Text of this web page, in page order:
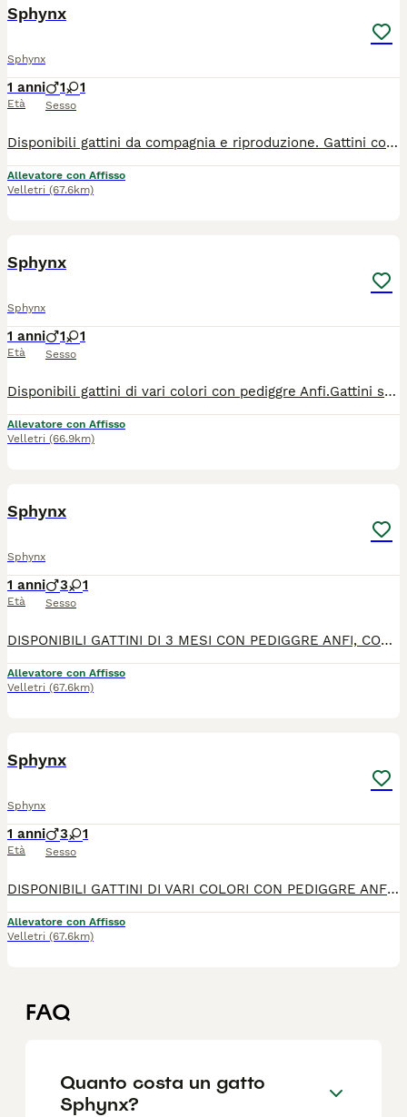
Sphynx
Sphynx
1 anni
Età
1 1
Sesso
Disponibili gattini da compagnia e riproduzione. Gattini con pediggre Anfi figli di campioni. Genitori-Hcm,Felv,Fiv-Negativi Gattini saranno ceduti con contratto di cessione, ricevuta, vaccini, passaggio di proprietà, pediggre, certificato medico. PER INFO SOLO AL ****** INSTAGRAM. anubis_e_ade
Allevatore con Affisso
Velletri (67.6km)
Sphynx
Sphynx
1 anni
Età
1 1
Sesso
Disponibili gattini di vari colori con pediggre Anfi.Gattini saranno ceduti con contratto di cessione, ricevuta, vaccinazioni, certificato medico. Genitori-Hcm,Felv,Fiv-Negativo GATTINI SELEZIONATI-CAMPIONI PER INGO SOLO SL ****** INSTAGRAM. anubis_e_ade
Allevatore con Affisso
Velletri (66.9km)
Sphynx
Sphynx
1 anni
Età
3 1
Sesso
DISPONIBILI GATTINI DI 3 MESI CON PEDIGGRE ANFI, CONTRATTO DI CESSIONE, RICEVUTA, VACCINI, CERTIFICATO MEDICO. CEDO DA COMPAGNA, RIPRODUZIONE PER INFO DOLO SL 389-0929233 INSTAGRAM. ANUBIS_ADE
Allevatore con Affisso
Velletri (67.6km)
Sphynx
Sphynx
1 anni
Età
3 1
Sesso
DISPONIBILI GATTINI DI VARI COLORI CON PEDIGGRE ANFI. GATTINI SARANNO CEDUTI CON CONTRATTO, RICEVUTA, VACCINI, SVERMINATI, CERTIFICATO MEDICO. GATTI SELEZIONATI, GENITORI CAMPIONI. GENITORI-HCM, FELV, FIV-NEGATIVI PER INFO SOLO AL 389-0929233
Allevatore con Affisso
Velletri (67.6km)
FAQ
Quanto costa un gatto
Sphynx?